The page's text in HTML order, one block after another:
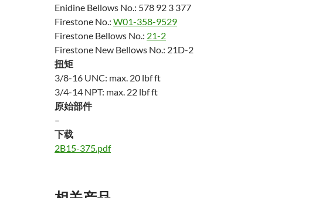
Enidine Bellows No.: 578 92 3 377
Firestone No.: W01-358-9529
Firestone Bellows No.: 21-2
Firestone New Bellows No.: 21D-2
扭矩
3/8-16 UNC: max. 20 lbf ft
3/4-14 NPT: max. 22 lbf ft
原始部件
–
下载
2B15-375.pdf